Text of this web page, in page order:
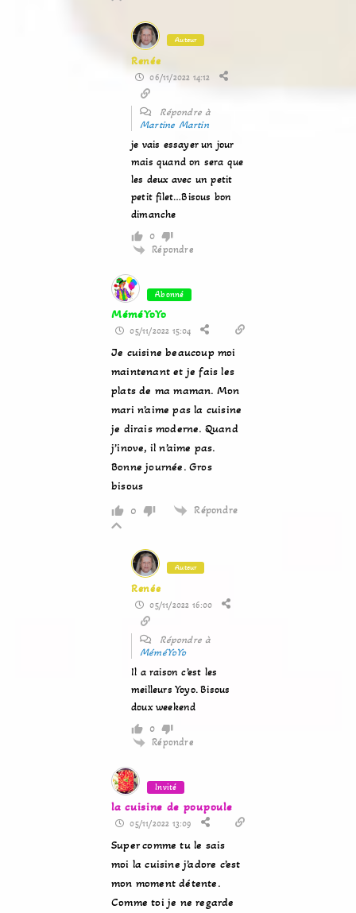
Auteur
Renée
06/11/2022 14:12
Répondre à
Martine Martin
je vais essayer un jour
mais quand on sera que
les deux avec un petit
petit filet…Bisous bon
dimanche
0
Répondre
Abonné
MéméYoYo
05/11/2022 15:04
Je cuisine beaucoup moi
maintenant et je fais les
plats de ma maman. Mon
mari n’aime pas la cuisine
je dirais moderne. Quand
j’inove, il n’aime pas.
Bonne journée. Gros
bisous
0 Répondre
Auteur
Renée
05/11/2022 16:00
Répondre à
MéméYoYo
Il a raison c’est les
meilleurs Yoyo. Bisous
doux weekend
0
Répondre
Invité
la cuisine de poupoule
05/11/2022 13:09
Super comme tu le sais
moi la cuisine j’adore c’est
mon moment détente.
Comme toi je ne regarde